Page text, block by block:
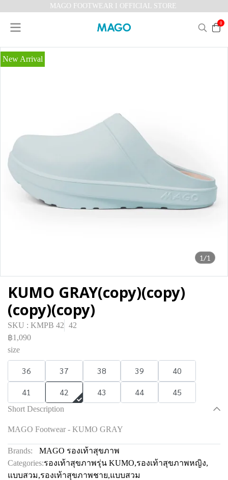
MAGO FOOTWEAR I OFFICIAL STORE
0
1/1
New Arrival
KUMO GRAY(copy)(copy)
(copy)(copy)
SKU : KMPB 42 42
฿1,090
size
36 37 38 39
40
41
42 43 44 45
Short Description
MAGO Footwear - KUMO GRAY
Brands:
MAGO รองเท้าสุขภาพ
Categories:รองเท้าสุขภาพรุ่น KUMO,รองเท้าสุขภาพหญิง,
แบบสวม,รองเท้าสุขภาพชาย,แบบสวม